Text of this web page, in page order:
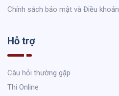
Chính sách bảo mật và Điều khoản
Hỗ trợ
Câu hỏi thường gặp
Thi Online